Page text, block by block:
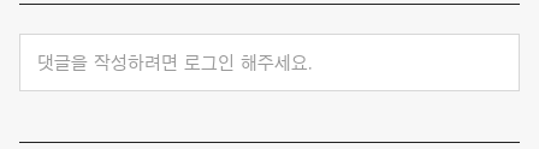
댓글을 작성하려면 로그인 해주세요.